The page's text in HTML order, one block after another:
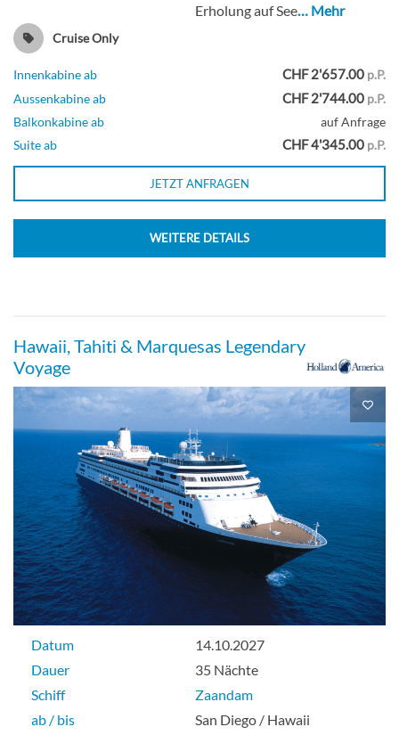
Neptune Suite-[SA]
Steuerdeck
Suite
Neptune Suite-[SB]
Erholung auf See… Mehr
Cruise Only
Innenkabine ab CHF 2'657.00 p.P.
Aussenkabine ab
CHF 2'744.00 p.P.
Balkonkabine ab
auf Anfrage
Suite ab
CHF 4'345.00 p.P.
JETZT ANFRAGEN
WEITERE DETAILS
Hawaii, Tahiti & Marquesas Legendary
Voyage
Datum
14.10.2027
Dauer
35 Nächte
Schiff
Zaandam
ab / bis
San Diego / Hawaii